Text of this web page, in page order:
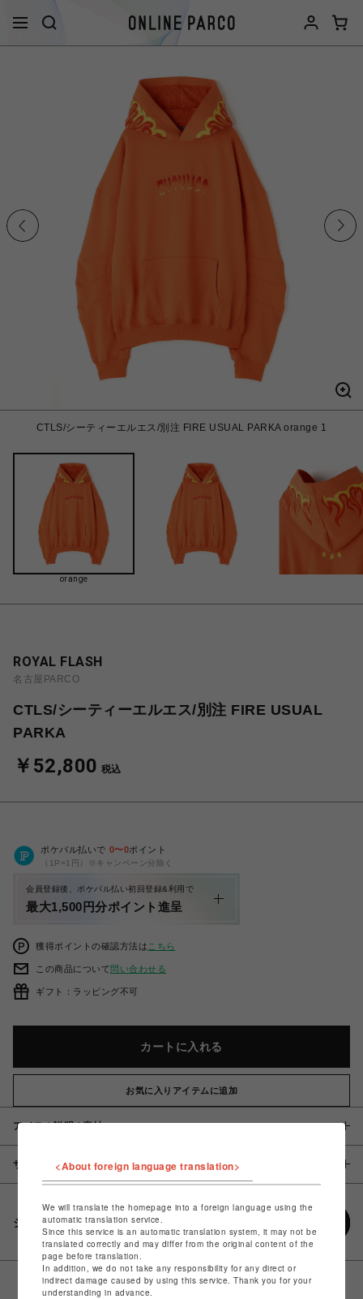
CTLS/シーティーエルエス/別注 FIRE USUAL PARKA orange 1
orange
ROYAL FLASH
名古屋PARCO
CTLS/シーティーエルエス/別注 FIRE USUAL
PARKA
￥52,800 税込
ポケパル払いで 0〜0ポイント
（1P=1円）※キャンペーン分除く
会員登録後、ポケパル払い初回登録&利用で
最大1,500円分ポイント進呈
獲得ポイントの確認方法は こちら
この商品について問い合わせる
ギフト：ラッピング不可
カートに入れる
お気に入りアイテムに追加
アイテム説明 / 素材
サイズ
シェアする
<About foreign language translation>
We will translate the homepage into a foreign language using the
automatic translation service.
Since this service is an automatic translation system, it may not be
translated correctly and may differ from the original content of the
page before translation.
In addition, we do not take any responsibility for any direct or
indirect damage caused by using this service. Thank you for your
understanding in advance.